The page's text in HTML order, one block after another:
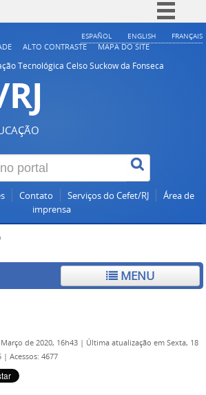
Simplifique!
ESPAÑOL ENGLISH FRANÇAIS
ALTO CONTRASTE
MAPA DO SITE
Tecnológica Celso Suckow da Fonseca
Contato Serviços do Cefet/RJ
Área de
imprensa
MENU
de 2020, 16h43 | Última atualização em Sexta, 18
| Acessos: 4677